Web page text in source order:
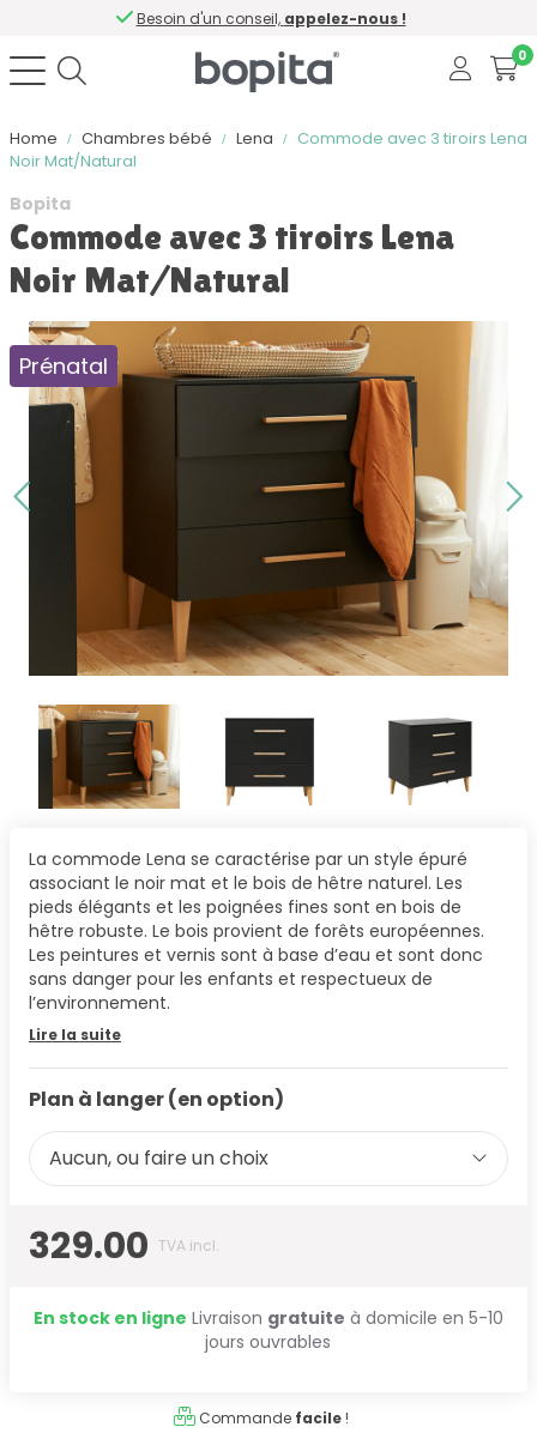
Besoin d'un conseil, appelez-nous !
0
Home Chambres bébé Lena
Commode avec 3 tiroirs Lena
Noir Mat/Natural
Bopita
Commode avec 3 tiroirs Lena
Noir Mat/Natural
Prénatal
La commode Lena se caractérise par un style épuré
associant le noir mat et le bois de hêtre naturel. Les
pieds élégants et les poignées fines sont en bois de
hêtre robuste. Le bois provient de forêts européennes.
Les peintures et vernis sont à base d’eau et sont donc
sans danger pour les enfants et respectueux de
l’environnement.
Lire la suite
Plan à langer (en option)
Aucun, ou faire un choix
329.00 TVA incl.
En stock en ligne Livraison gratuite à domicile en 5-10
jours ouvrables
Commande facile!